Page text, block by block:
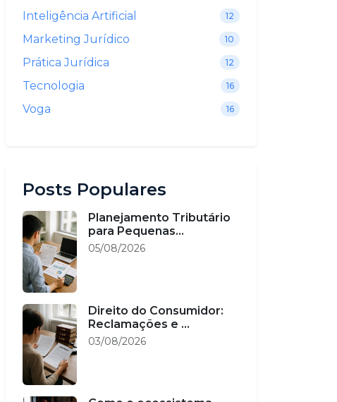
Inteligência Artificial 12
Marketing Jurídico 10
Prática Jurídica 12
Tecnologia 16
Voga 16
Posts Populares
Planejamento Tributário
para Pequenas...
05/08/2026
Direito do Consumidor:
Reclamações e ...
03/08/2026